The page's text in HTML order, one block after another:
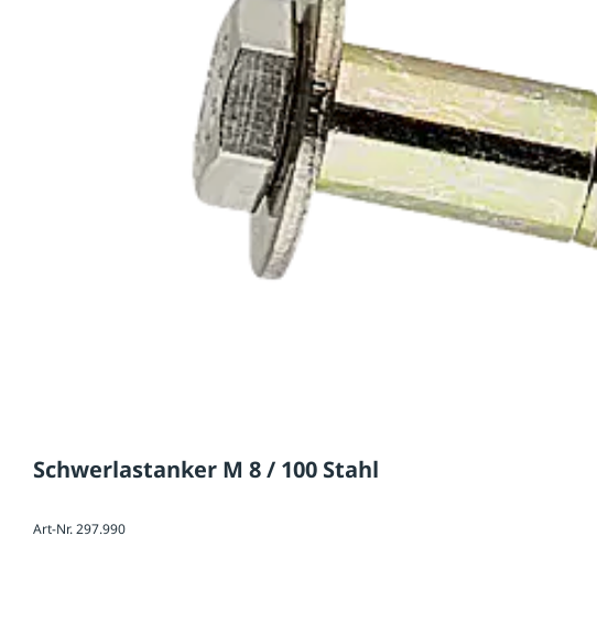
Schwerlastanker M 8 / 100 Stahl
Art-Nr. 297.990